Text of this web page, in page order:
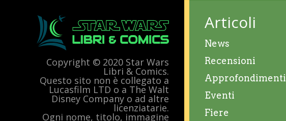
Copyright © 2020 Star Wars
Libri & Comics.
Questo sito non è collegato a
Lucasfilm LTD o a The Walt
Disney Company o ad altre
licenziatarie.
Ogni nome, titolo, immagine
Articoli
News
Recensioni
Approfondimenti
Eventi
Fiere